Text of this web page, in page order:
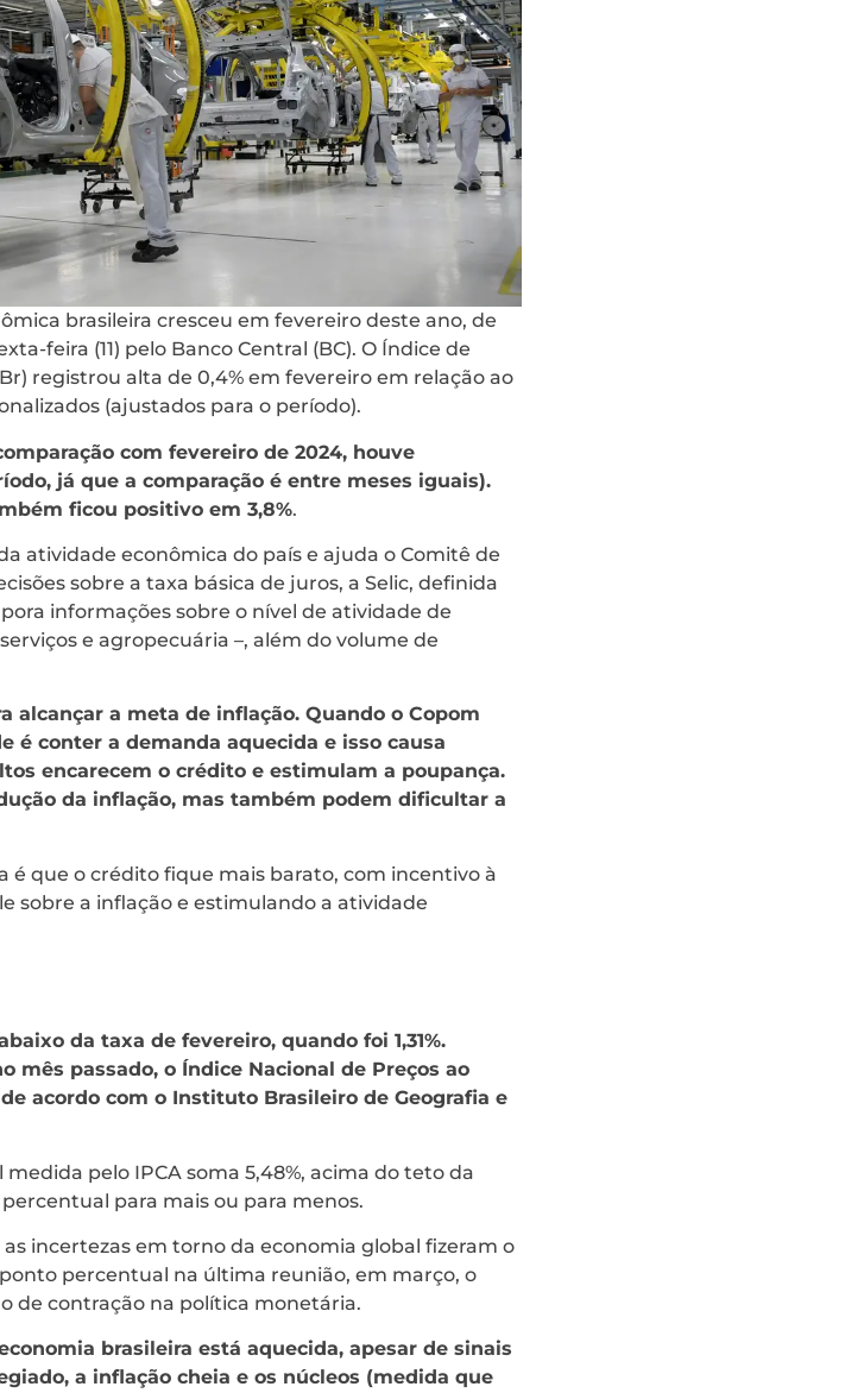
brasileira cresceu em fevereiro deste ano, de
feira (11) pelo Banco Central (BC). O Índice de
registrou alta de 0,4% em fevereiro em relação ao
(ajustados para o período).
com fevereiro de 2024, houve
já que a comparação é entre meses iguais).
ficou positivo em 3,8%.
atividade econômica do país e ajuda o Comitê de
sobre a taxa básica de juros, a Selic, definida
informações sobre o nível de atividade de
e agropecuária –, além do volume de
alcançar a meta de inflação. Quando o Copom
é conter a demanda aquecida e isso causa
encarecem o crédito e estimulam a poupança.
da inflação, mas também podem dificultar a
é que o crédito fique mais barato, com incentivo à
sobre a inflação e estimulando a atividade
da taxa de fevereiro, quando foi 1,31%.
mês passado, o Índice Nacional de Preços ao
acordo com o Instituto Brasileiro de Geografia e
pelo IPCA soma 5,48%, acima do teto da
para mais ou para menos.
incertezas em torno da economia global fizeram o
percentual na última reunião, em março, o
de contração na política monetária.
brasileira está aquecida, apesar de sinais
a inflação cheia e os núcleos (medida que